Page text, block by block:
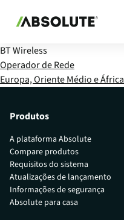
BT Wireless
Operador de Rede
Europa, Oriente Médio e África
Produtos
A plataforma Absolute
Compare produtos
Requisitos do sistema
Atualizações de lançamento
Informações de segurança
Absolute para casa